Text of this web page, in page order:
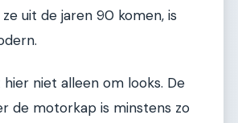
uit de jaren 90 komen, is
niet alleen om looks. De
de motorkap is minstens zo